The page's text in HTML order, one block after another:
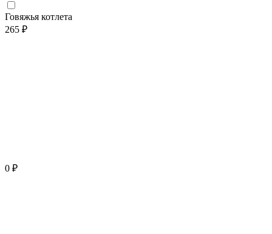
Говяжья котлета
265 ₽
0 ₽